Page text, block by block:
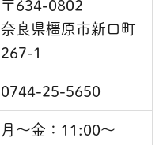
〒634-0802
奈良県橿原市新口町
267-1
0744-25-5650
月～金：11:00〜